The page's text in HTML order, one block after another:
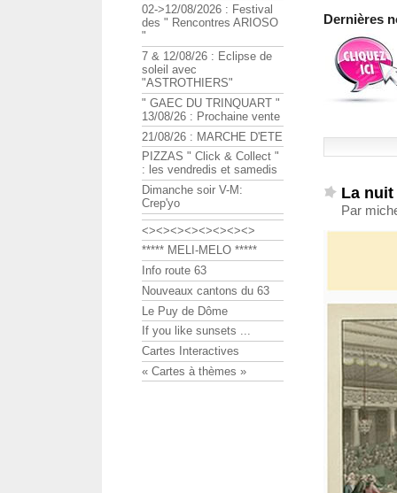
Dernières
La nuit
Par
02->12/08/2026 : Festival
des " Rencontres ARIOSO
"
7 & 12/08/26 : Eclipse de
soleil avec
"ASTROTHIERS"
" GAEC DU TRINQUART "
13/08/26 : Prochaine vente
21/08/26 : MARCHE D'ETE
PIZZAS " Click & Collect "
: les vendredis et samedis
Dimanche soir V-M:
Crep'yo
<><><><><><><><>
***** MELI-MELO *****
Info route 63
Nouveaux cantons du 63
Le Puy de Dôme
If you like sunsets ...
Cartes Interactives
« Cartes à thèmes »